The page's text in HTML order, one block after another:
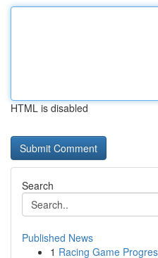
HTML is disabled
Search
Published News
1 Racing Game